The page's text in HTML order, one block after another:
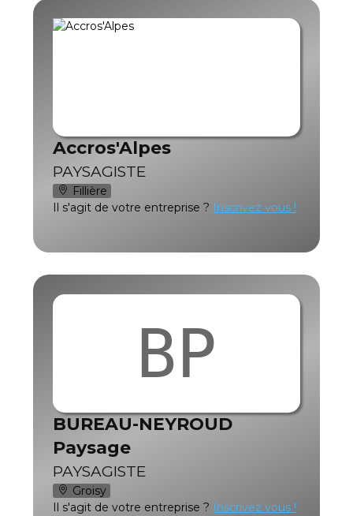
Accros'Alpes
PAYSAGISTE
Fillière
Il s'agit de votre entreprise ? Inscrivez vous !
BP
BUREAU-NEYROUD
Paysage
PAYSAGISTE
Groisy
Il s'agit de votre entreprise ? Inscrivez vous !